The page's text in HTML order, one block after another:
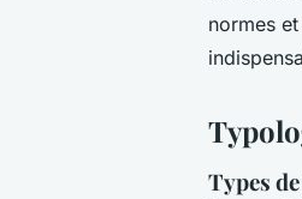
normes
Types